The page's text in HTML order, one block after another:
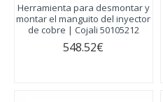
Herramienta para desmontar y
montar el manguito del inyector
de cobre | Cojali 50105212
548.52€